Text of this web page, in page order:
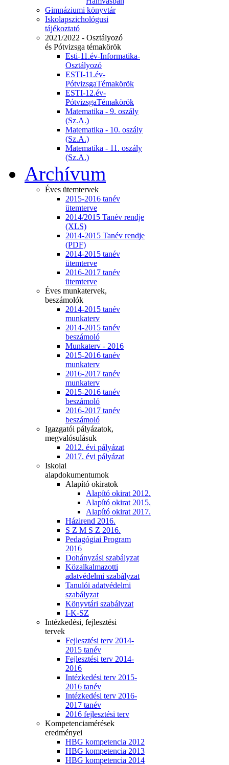
Gimnáziumi könyvtár
Iskolapszichológusi
tájékoztató
2021/2022 - Osztályozó
és Pótvizsga témakörök
Esti-11.év-Informatika-
Osztályozó
ESTI-11.év-
PótvizsgaTémakörök
ESTI-12.év-
PótvizsgaTémakörök
Matematika - 9. oszály
(Sz.A.)
Matematika - 10. oszály
(Sz.A.)
Matematika - 11. oszály
(Sz.A.)
Archívum
Éves ütemtervek
2015-2016 tanév
ütemterve
2014/2015 Tanév rendje
(XLS)
2014-2015 Tanév rendje
(PDF)
2014-2015 tanév
ütemterve
2016-2017 tanév
ütemterve
Éves munkatervek,
beszámolók
2014-2015 tanév
munkaterv
2014-2015 tanév
beszámoló
Munkaterv - 2016
2015-2016 tanév
munkaterv
2016-2017 tanév
munkaterv
2015-2016 tanév
beszámoló
2016-2017 tanév
beszámoló
Igazgatói pályázatok,
megvalósulásuk
2012. évi pályázat
2017. évi pályázat
Iskolai
alapdokumentumok
Alapító okiratok
Alapító okirat 2012.
Alapító okirat 2015.
Alapító okirat 2017.
Házirend 2016.
S Z M S Z 2016.
Pedagógiai Program
2016
Dohányzási szabályzat
Közalkalmazotti
adatvédelmi szabályzat
Tanulói adatvédelmi
szabályzat
Könyvtári szabályzat
I-K-SZ
Intézkedési, fejlesztési
tervek
Fejlesztési terv 2014-
2015 tanév
Fejlesztési terv 2014-
2016
Intézkedési terv 2015-
2016 tanév
Intézkedési terv 2016-
2017 tanév
2016 fejlesztési terv
Kompetenciamérések
eredményei
HBG kompetencia 2012
HBG kompetencia 2013
HBG kompetencia 2014